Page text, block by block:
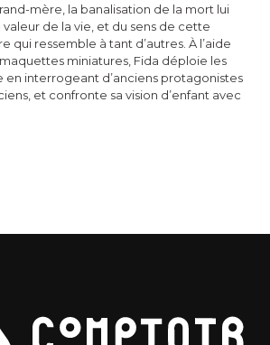
mère, la banalisation de la mort lui
de la vie, et du sens de cette
qui ressemble à tant d’autres. À l’aide
miniatures, Fida déploie les
en interrogeant d’anciens protagonistes
et confronte sa vision d’enfant avec